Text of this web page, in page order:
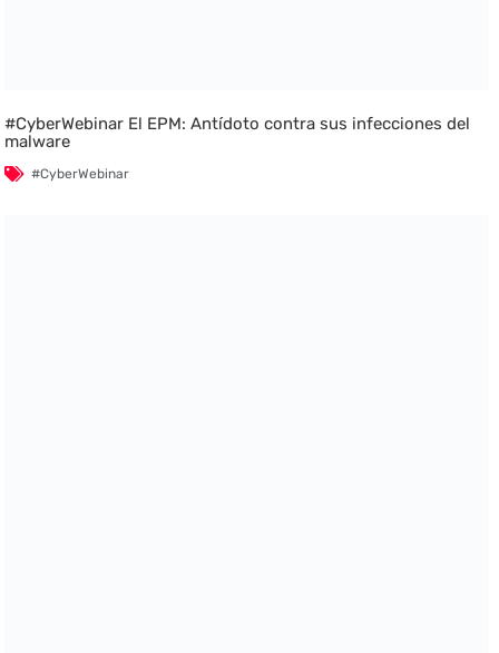
#CyberWebinar El EPM: Antídoto contra sus infecciones del
malware
#CyberWebinar